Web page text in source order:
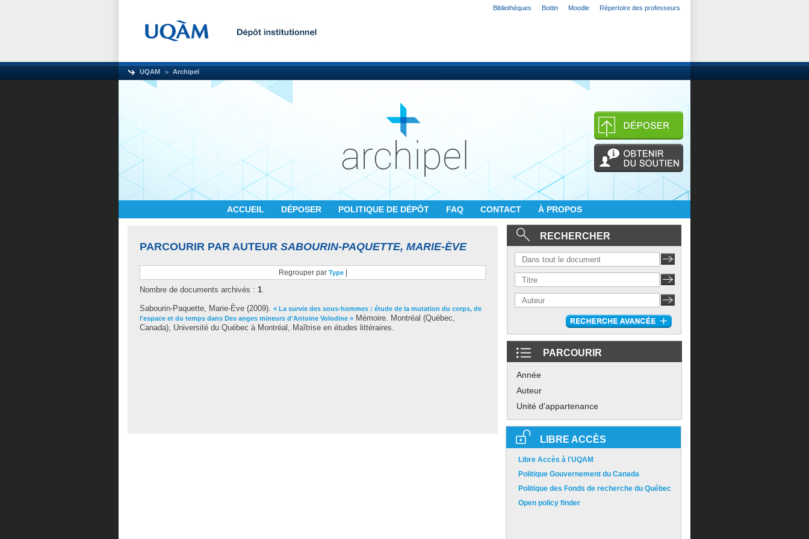
Bibliothèques Bottin Moodle Répertoire des professeurs
UQAM Archipel
ACCUEIL DÉPOSER POLITIQUE DE DÉPÔT FAQ CONTACT À PROPOS
PARCOURIR PAR AUTEUR SABOURIN-PAQUETTE, MARIE-ÈVE
Regrouper par Type
Nombre de documents archivés : 1.
Sabourin-Paquette, Marie-Ève (2009). « La survie des sous-hommes : étude de la mutation du corps, de
l'espace et du temps dans Des anges mineurs d'Antoine Volodine » Mémoire. Montréal (Québec,
Canada), Université du Québec à Montréal, Maîtrise en études littéraires.
RECHERCHER
PARCOURIR
Année
Auteur
Unité d'appartenance
LIBRE ACCÈS
Libre Accès à l'UQAM
Politique Gouvernement du Canada
Politique des Fonds de recherche du Québec
Open policy finder